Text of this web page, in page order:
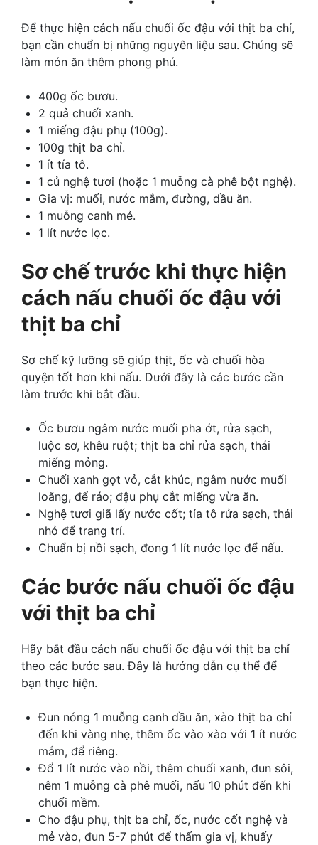
Để thực hiện cách nấu chuối ốc đậu với thịt ba chỉ,
bạn cần chuẩn bị những nguyên liệu sau. Chúng sẽ
làm món ăn thêm phong phú.
400g ốc bươu.
2 quả chuối xanh.
1 miếng đậu phụ (100g).
100g thịt ba chỉ.
1 ít tía tô.
1 củ nghệ tươi (hoặc 1 muỗng cà phê bột nghệ).
Gia vị: muối, nước mắm, đường, dầu ăn.
1 muỗng canh mẻ.
1 lít nước lọc.
Sơ chế trước khi thực hiện
cách nấu chuối ốc đậu với
thịt ba chỉ
Sơ chế kỹ lưỡng sẽ giúp thịt, ốc và chuối hòa
quyện tốt hơn khi nấu. Dưới đây là các bước cần
làm trước khi bắt đầu.
Ốc bươu ngâm nước muối pha ớt, rửa sạch,
luộc sơ, khêu ruột; thịt ba chỉ rửa sạch, thái
miếng mỏng.
Chuối xanh gọt vỏ, cắt khúc, ngâm nước muối
loãng, để ráo; đậu phụ cắt miếng vừa ăn.
Nghệ tươi giã lấy nước cốt; tía tô rửa sạch, thái
nhỏ để trang trí.
Chuẩn bị nồi sạch, đong 1 lít nước lọc để nấu.
Các bước nấu chuối ốc đậu
với thịt ba chỉ
Hãy bắt đầu cách nấu chuối ốc đậu với thịt ba chỉ
theo các bước sau. Đây là hướng dẫn cụ thể để
bạn thực hiện.
Đun nóng 1 muỗng canh dầu ăn, xào thịt ba chỉ
đến khi vàng nhẹ, thêm ốc vào xào với 1 ít nước
mắm, để riêng.
Đổ 1 lít nước vào nồi, thêm chuối xanh, đun sôi,
nêm 1 muỗng cà phê muối, nấu 10 phút đến khi
chuối mềm.
Cho đậu phụ, thịt ba chỉ, ốc, nước cốt nghệ và
mẻ vào, đun 5-7 phút để thấm gia vị, khuấy